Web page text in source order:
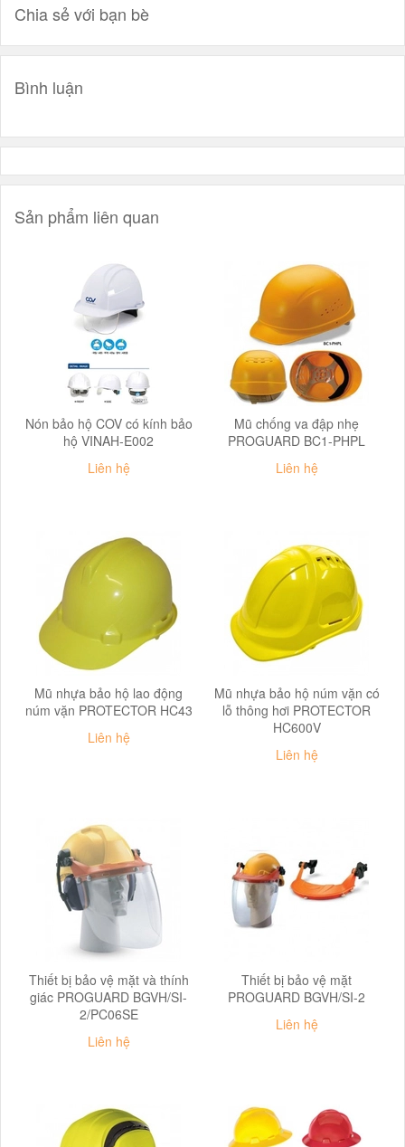
Chia sẻ với bạn bè
Bình luận
Sản phẩm liên quan
Nón bảo hộ COV có kính bảo
hộ VINAH-E002
Liên hệ
Mũ chống va đập nhẹ
PROGUARD BC1-PHPL
Liên hệ
Mũ nhựa bảo hộ lao động
núm vặn PROTECTOR HC43
Liên hệ
Mũ nhựa bảo hộ núm vặn có
lỗ thông hơi PROTECTOR
HC600V
Liên hệ
Thiết bị bảo vệ mặt và thính
giác PROGUARD BGVH/SI-
2/PC06SE
Liên hệ
Thiết bị bảo vệ mặt
PROGUARD BGVH/SI-2
Liên hệ